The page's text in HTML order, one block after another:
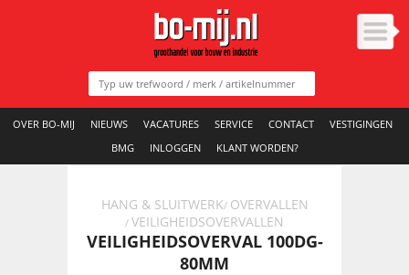
OVER BO-MIJ NIEUWS VACATURES SERVICE CONTACT
VESTIGINGEN
BMG
INLOGGEN KLANT WORDEN?
HANG & SLUITWERK/ OVERVALLEN
/ VEILIGHEIDSOVERVALLEN
VEILIGHEIDSOVERVAL 100DG-
80MM